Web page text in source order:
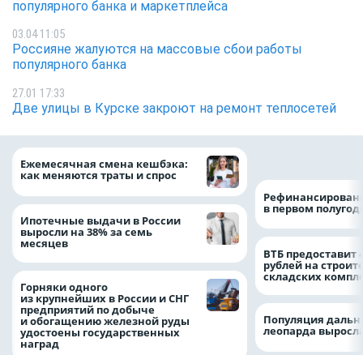
популярного банка и маркетплейса
03.04 11:05
Россияне жалуются на массовые сбои работы
популярного банка
27.01 17:33
Две улицы в Курске закроют на ремонт теплосетей
Ежемесячная смена кешбэка:
как меняются траты и спрос
Ипотечные выдачи в России
выросли на 38% за семь
месяцев
Горняки одного
из крупнейших в России и СНГ
предприятий по добыче
и обогащению железной руды
удостоены государственных
наград
в первом
ВТБ предоставит
рублей на
складских
Популяция
леопарда